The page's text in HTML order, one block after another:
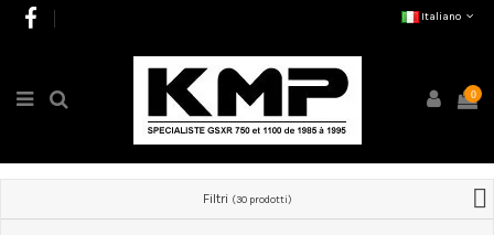
Italiano
0
Filtri (30 prodotti)